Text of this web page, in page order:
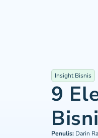
Insight Bisnis
9
Penulis: Darin